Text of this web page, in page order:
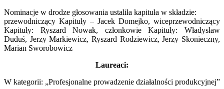
Nominacje w drodze głosowania ustaliła kapituła w składzie:
przewodniczący Kapituły – Jacek Domejko, wiceprzewodniczący
Kapituły: Ryszard Nowak, członkowie Kapituły: Władysław
Duduś, Jerzy Markiewicz, Ryszard Rodziewicz, Jerzy Skonieczny,
Marian Sworobowicz
Laureaci:
W kategorii: „Profesjonalne prowadzenie działalności produkcyjnej”